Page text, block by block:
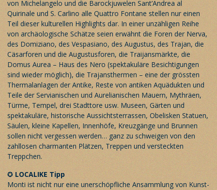
von Michelangelo und die Barockjuwelen Sant’Andrea al
Quirinale und S. Carlino alle Quattro Fontane stellen nur einen
Teil dieser kulturellen Highlights dar. In einer unzähligen Reihe
von archäologische Schätze seien erwähnt die Foren der Nerva,
des Domiziano, des Vespasiano, des Augustus, des Trajan, die
Cäsarforen und die Augustusforen, die Traijansmärkte, die
Domus Aurea – Haus des Nero (spektakuläre Besichtigungen
sind wieder möglich), die Trajansthermen – eine der grössten
Thermalanlagen der Antike, Reste von antiken Aquädukten und
Teile der Servianischen und Aurelianischen Mauern, Mythräen,
Türme, Tempel, drei Stadttore usw. Museen, Gärten und
spektakuläre, historische Aussichtsterrassen, Obelisken Statuen,
Säulen, kleine Kapellen, Innenhöfe, Kreuzgänge und Brunnen
sollen nicht vergessen werden… ganz zu schweigen von den
zahllosen charmanten Plätzen, Treppen und versteckten
Treppchen.
✪ LOCALIKE Tipp
Monti ist nicht nur eine unerschöpfliche Ansammlung von Kunst-